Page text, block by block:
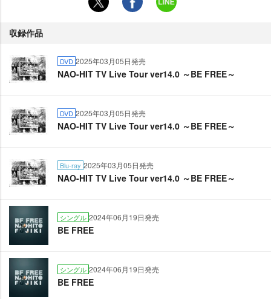
収録作品
DVD 2025年03月05日発売
NAO-HIT TV Live Tour ver14.0 ～BE FREE～
DVD 2025年03月05日発売
NAO-HIT TV Live Tour ver14.0 ～BE FREE～
Blu-ray 2025年03月05日発売
NAO-HIT TV Live Tour ver14.0 ～BE FREE～
シングル 2024年06月19日発売
BE FREE
シングル 2024年06月19日発売
BE FREE